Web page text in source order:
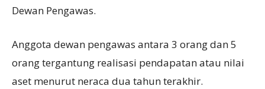
Dewan Pengawas.
Anggota dewan pengawas antara 3 orang dan 5
orang tergantung realisasi pendapatan atau nilai
aset menurut neraca dua tahun terakhir.